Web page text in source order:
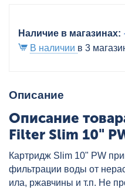
Наличие в магазинах:
В наличии в 3
Описание
Описание
Filter Slim 10"
1-3M, артикул:
Картридж Slim 10" PW
фильтрации воды от
ила, ржавчины и т.п. Не